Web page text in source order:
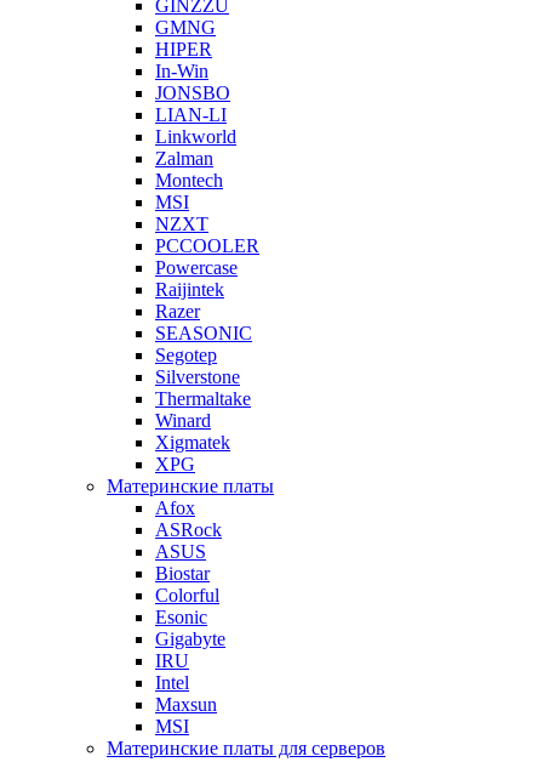
GINZZU
GMNG
HIPER
In-Win
JONSBO
LIAN-LI
Linkworld
Zalman
Montech
MSI
NZXT
PCCOOLER
Powercase
Raijintek
Razer
SEASONIC
Segotep
Silverstone
Thermaltake
Winard
Xigmatek
XPG
Материнские платы
Afox
ASRock
ASUS
Biostar
Colorful
Esonic
Gigabyte
IRU
Intel
Maxsun
MSI
Материнские платы для серверов